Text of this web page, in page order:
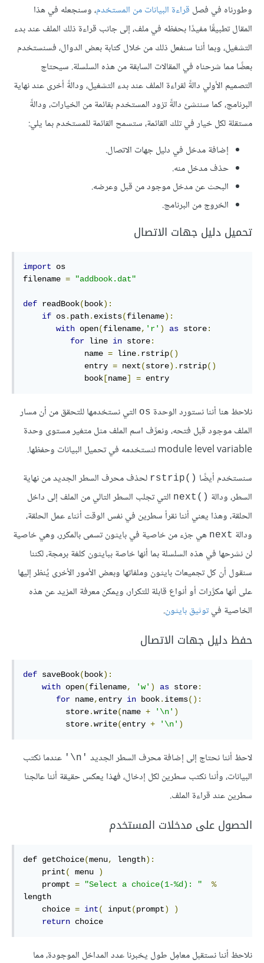
وطورناه في فصل قراءة البيانات من المستخدم، وسنجعله في هذا
المقال تطبيقًا مفيدًا بحفظه في ملف، إلى جانب قراءة ذلك الملف عند بدء
التشغيل، وبما أننا سنفعل ذلك من خلال كتابة بعض الدوال، فسنستخدم
بعضًا مما شرحناه في المقالات السابقة من هذه السلسلة. سيحتاج
التصميم الأولي دالةً لقراءة الملف عند بدء التشغيل، ودالةً أخرى عند نهاية
البرنامج، كما سننشئ دالةً تزود المستخدم بقائمة من الخيارات، ودالةً
مستقلة لكل خيار في تلك القائمة، ستسمح القائمة للمستخدم بما يلي:
إضافة مدخل في دليل جهات الاتصال.
حذف مدخل منه.
البحث عن مدخل موجود من قبل وعرضه.
الخروج من البرنامج.
تحميل دليل جهات الاتصال
import os
filename = "addbook.dat"
def readBook(book):
if os. path. exists(filename):
with open(filename, 'r' ) as store:
for line in store:
             name
= line. rstrip()
             entry
= next(store). rstrip()
             book
[name] = entry
نلاحظ هنا أننا نستورد الوحدة os التي نستخدمها للتحقق من أن مسار
الملف موجود قبل فتحه، ونعرِّف اسم الملف مثل متغير مستوى وحدة
module level variable لنستخدمه في تحميل البيانات وحفظها.
سنستخدم أيضًا rstrip()‎ لحذف محرف السطر الجديد من نهاية
السطر، ودالة next()‎ التي تجلب السطر التالي من الملف إلى داخل
الحلقة، وهذا يعني أننا نقرأ سطرين في نفس الوقت أثناء عمل الحلقة،
ودالة next هي جزء من خاصية في بايثون تسمى بالمكرر، وهي خاصية
لن نشرحها في هذه السلسلة بما أنها خاصة ببايثون كلغة برمجة، لكننا
سنقول أن كل تجميعات بايثون وملفاتها وبعض الأمور الأخرى يُنظر إليها
على أنها مكرَّرات أو أنواع قابلة للتكرار، ويمكن معرفة المزيد عن هذه
الخاصية فيتوثيق بايثون.
حفظ دليل جهات الاتصال
def saveBook(book):
with open(filename, 'w' ) as store:
for name, entry in book. items():
         store
.write(name + '\n' )
         store
.write(entry + '\n' )
لاحظ أننا نحتاج إلى إضافة محرف السطر الجديد ‎'\n'‎ عندما نكتب
البيانات، وأننا نكتب سطرين لكل إدخال، فهذا يعكس حقيقة أننا عالجنا
سطرين عند قراءة الملف.
الحصول على مدخلات المستخدم
def getChoice(menu, length):
    print
( menu
)
    prompt
= "Select a choice(1-%d): "
%
length
    choice
= int( input(prompt)
)
return choice
نلاحظ أننا نستقبل معامِل طول يخبرنا عدد المداخل الموجودة، مما